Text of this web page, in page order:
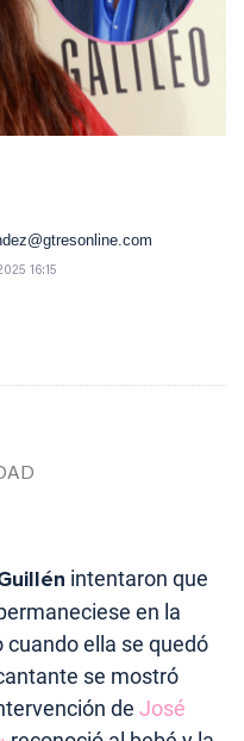
16:15
intentaron que
en la
cuando ella se quedó
se mostró
de José